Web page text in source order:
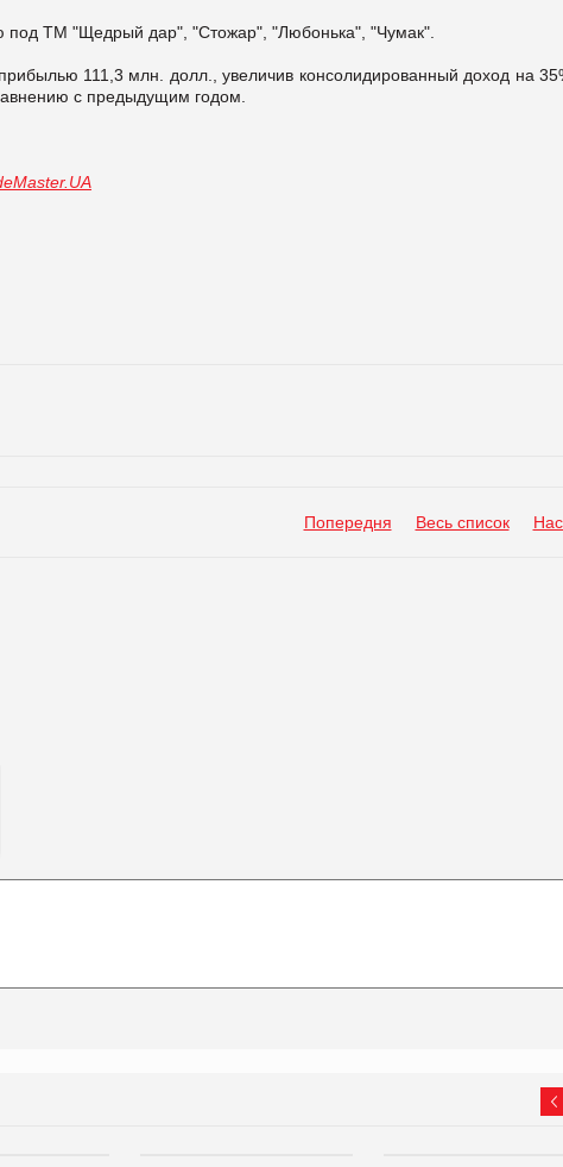
под ТМ "Щедрый дар", "Стожар", "Любонька", "Чумак".
111,3 млн. долл., увеличив консолидированный доход на
с предыдущим годом.
Попередня Весь список